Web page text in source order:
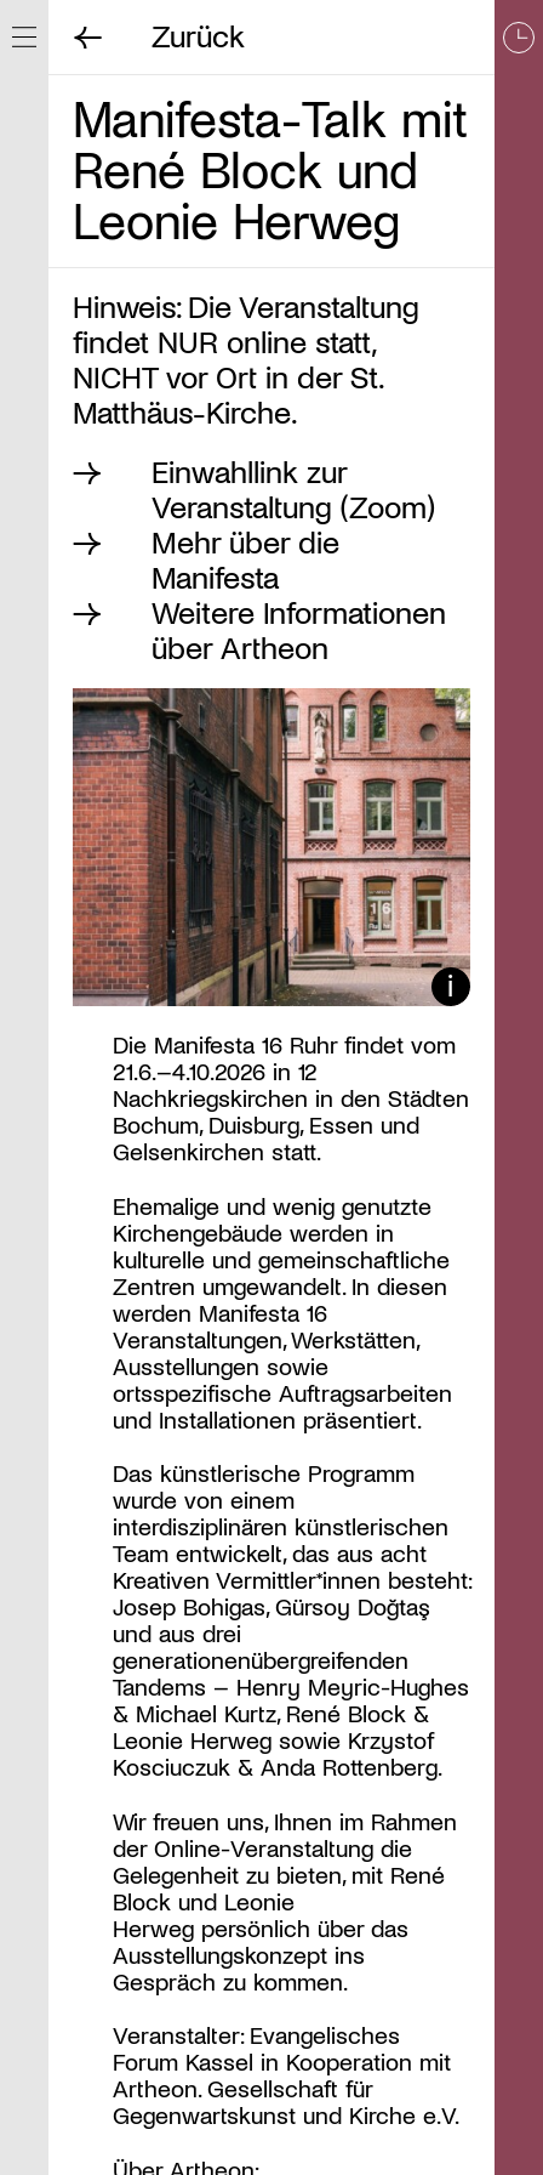
Navigation ein/ausblenden
Zurück
Manifesta-Talk mit
René Block und
Leonie Herweg
Hinweis: Die Veranstaltung
findet NUR online statt,
NICHT vor Ort in der St.
Matthäus-Kirche.
Einwahllink zur
Veranstaltung (Zoom)
Mehr über die
Manifesta
Weitere Informationen
über Artheon
Die Manifesta 16 Ruhr findet vom
21.6.–4.10.2026 in 12
Nachkriegskirchen in den Städten
Bochum, Duisburg, Essen und
Gelsenkirchen statt.
Ehemalige und wenig genutzte
Kirchengebäude werden in
kulturelle und gemeinschaftliche
Zentren umgewandelt. In diesen
werden Manifesta 16
Veranstaltungen, Werkstätten,
Ausstellungen sowie
ortsspezifische Auftragsarbeiten
und Installationen präsentiert.
Das künstlerische Programm
wurde von einem
interdisziplinären künstlerischen
Team entwickelt, das aus acht
Kreativen Vermittler*innen besteht:
Josep Bohigas, Gürsoy Doğtaş
und aus drei
generationenübergreifenden
Tandems – Henry Meyric-Hughes
& Michael Kurtz, René Block &
Leonie Herweg sowie Krzystof
Kosciuczuk & Anda Rottenberg.
Wir freuen uns, Ihnen im Rahmen
der Online-Veranstaltung die
Gelegenheit zu bieten, mit René
Block und Leonie
Herweg persönlich über das
Ausstellungskonzept ins
Gespräch zu kommen.
Veranstalter: Evangelisches
Forum Kassel in Kooperation mit
Artheon. Gesellschaft für
Gegenwartskunst und Kirche e.V.
Über Artheon: